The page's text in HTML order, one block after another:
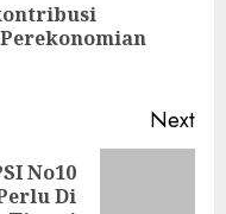
Next
No10
Di